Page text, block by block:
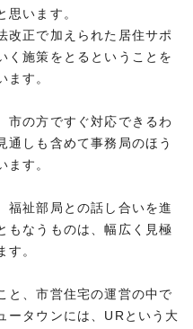
思います。
正で加えられた居住サポ
く施策をとるということを
ます。
の方ですぐ対応できるわ
通しも含めて事務局のほう
ます。
祉部局との話し合いを進
もなうものは、幅広く見極
す。
、市営住宅の運営の中で
ータウンには、URという大